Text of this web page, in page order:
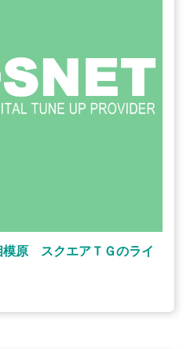
模原 スクエアＴＧのライ